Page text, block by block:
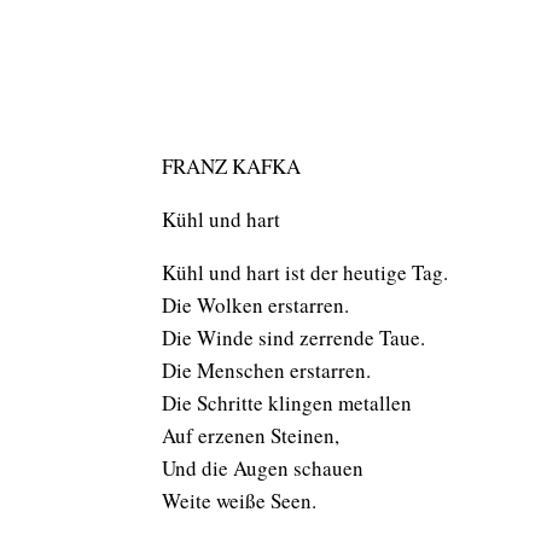
FRANZ KAFKA
Kühl und hart
Kühl und hart ist der heutige Tag.
Die Wolken erstarren.
Die Winde sind zerrende Taue.
Die Menschen erstarren.
Die Schritte klingen metallen
Auf erzenen Steinen,
Und die Augen schauen
Weite weiße Seen.